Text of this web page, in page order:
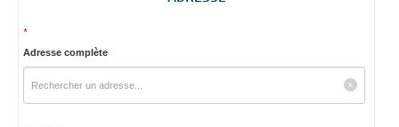
*
Adresse complète